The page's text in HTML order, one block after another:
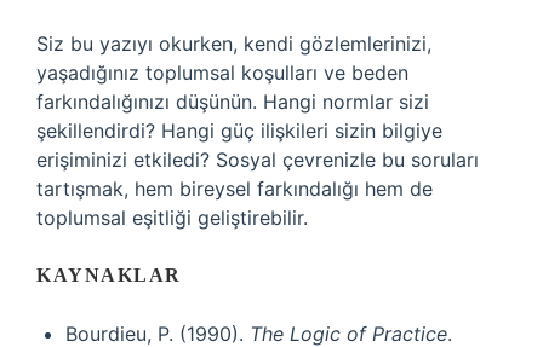
Siz bu yazıyı okurken, kendi gözlemlerinizi,
yaşadığınız toplumsal koşulları ve beden
farkındalığınızı düşünün. Hangi normlar sizi
şekillendirdi? Hangi güç ilişkileri sizin bilgiye
erişiminizi etkiledi? Sosyal çevrenizle bu soruları
tartışmak, hem bireysel farkındalığı hem de
toplumsal eşitliği geliştirebilir.
KAYNAKLAR
Bourdieu, P. (1990). The Logic of Practice.